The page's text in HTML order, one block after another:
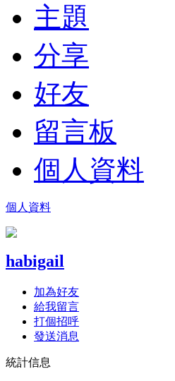
主題
分享
好友
留言板
個人資料
個人資料
habigail
加為好友
給我留言
打個招呼
發送消息
統計信息